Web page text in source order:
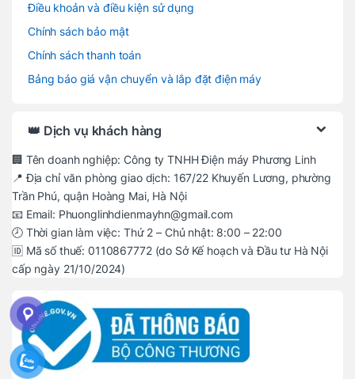
Điều khoản và điều kiện sử dụng
Chính sách bảo mật
Chính sách thanh toán
Bảng báo giá vận chuyển và lắp đặt điện máy
👑 Dịch vụ khách hàng
🏢 Tên doanh nghiệp: Công ty TNHH Điện máy Phương Linh
📍 Địa chỉ văn phòng giao dịch: 167/22 Khuyến Lương, phường
Trần Phú, quận Hoàng Mai, Hà Nội
📧 Email: Phuonglinhdienmayhn@gmail.com
🕗 Thời gian làm việc: Thứ 2 – Chủ nhật: 8:00 – 22:00
🆔 Mã số thuế: 0110867772 (do Sở Kế hoạch và Đầu tư Hà Nội
cấp ngày 21/10/2024)